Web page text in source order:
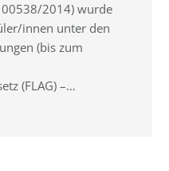
2014) wurde
innen unter den
(bis zum
(FLAG) –…